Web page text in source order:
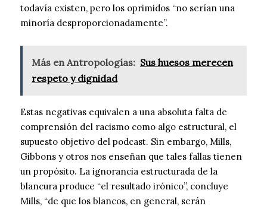
todavía existen, pero los oprimidos “no serían una
minoría desproporcionadamente”.
Más en Antropologías: Sus huesos merecen
respeto y dignidad
Estas negativas equivalen a una absoluta falta de
comprensión del racismo como algo estructural, el
supuesto objetivo del podcast. Sin embargo, Mills,
Gibbons y otros nos enseñan que tales fallas tienen
un propósito. La ignorancia estructurada de la
blancura produce “el resultado irónico”, concluye
Mills, “de que los blancos, en general, serán